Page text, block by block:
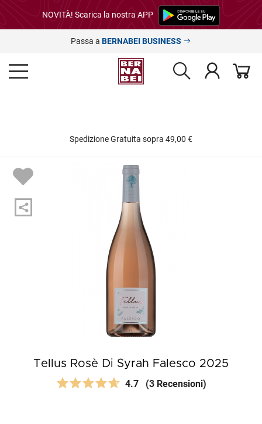
NOVITÀ! Scarica la nostra APP
Passa a BERNABEI BUSINESS
Spedizione Gratuita sopra 49,00 €
Tellus Rosè Di Syrah Falesco 2025
4.7 (3 Recensioni)